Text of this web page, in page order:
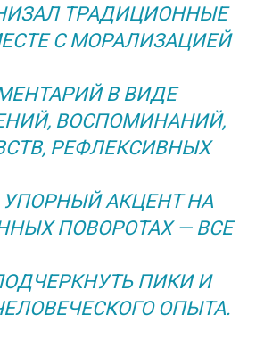
ТРАДИЦИОННЫЕ
С МОРАЛИЗАЦИЕЙ
В ВИДЕ
ВОСПОМИНАНИЙ,
РЕФЛЕКСИВНЫХ
УПОРНЫЙ АКЦЕНТ НА
ПОВОРОТАХ — ВСЕ
ПИКИ И
ОПЫТА.